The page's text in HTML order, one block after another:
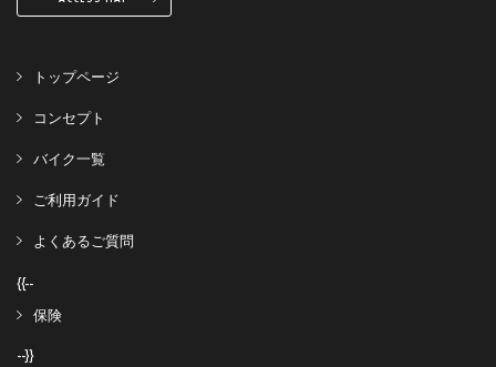
トップページ
コンセプト
バイク一覧
ご利用ガイド
よくあるご質問
{{--
保険
--}}